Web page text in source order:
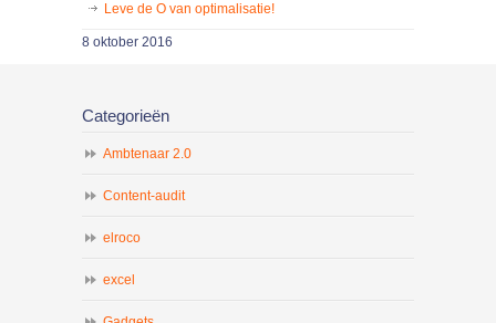
Leve de O van optimalisatie!
8 oktober 2016
Categorieën
Ambtenaar 2.0
Content-audit
elroco
excel